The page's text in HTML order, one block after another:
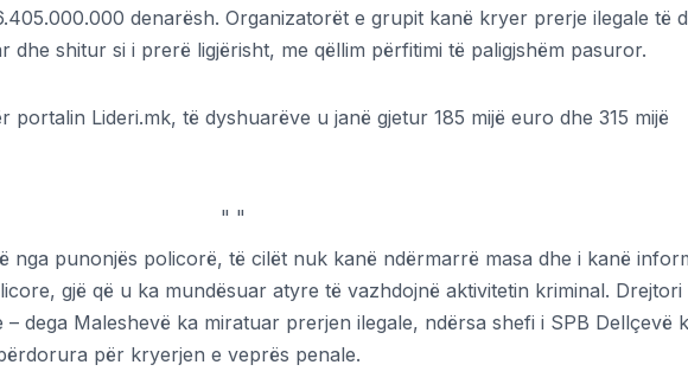
denarësh. Organizatorët e grupit kanë kryer prerje ilegale të
dhe shitur si i prerë ligjërisht, me qëllim përfitimi të paligjshëm pasuror.
portalin Lideri.mk, të dyshuarëve u janë gjetur 185 mijë euro dhe 315 mijë
" "
nga punonjës policorë, të cilët nuk kanë ndërmarrë masa dhe i kanë
gjë që u ka mundësuar atyre të vazhdojnë aktivitetin kriminal. Drejtori
dega Maleshevë ka miratuar prerjen ilegale, ndërsa shefi i SPB Dellçevë
për kryerjen e veprës penale.